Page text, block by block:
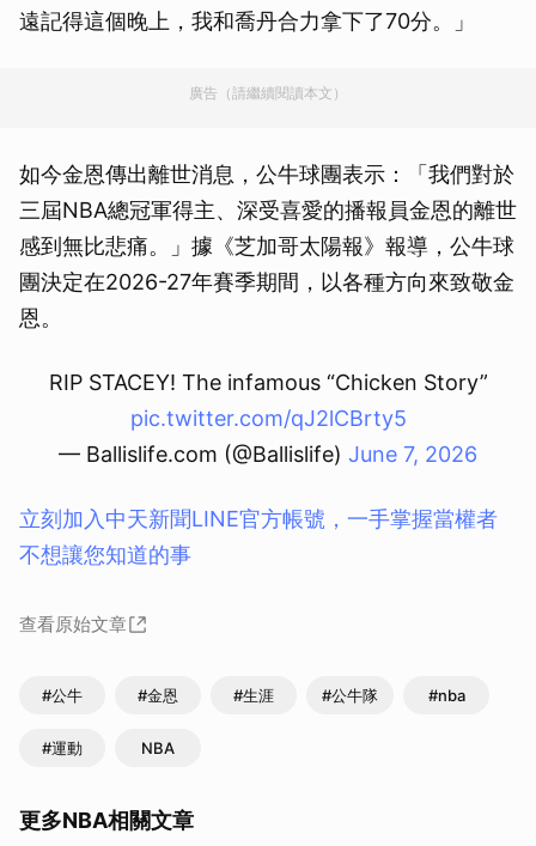
遠記得這個晚上，我和喬丹合力拿下了70分。」
廣告（請繼續閱讀本文）
如今金恩傳出離世消息，公牛球團表示：「我們對於
三屆NBA總冠軍得主、深受喜愛的播報員金恩的離世
感到無比悲痛。」據《芝加哥太陽報》報導，公牛球
團決定在2026-27年賽季期間，以各種方向來致敬金
恩。
RIP STACEY! The infamous “Chicken Story”
pic.twitter.com/qJ2lCBrty5
— Ballislife.com (@Ballislife) June 7, 2026
立刻加入中天新聞LINE官方帳號，一手掌握當權者
不想讓您知道的事
查看原始文章
#公牛 #金恩 #生涯 #公牛隊 #nba
#運動 NBA
更多NBA相關文章